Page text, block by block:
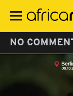
contenu
NO